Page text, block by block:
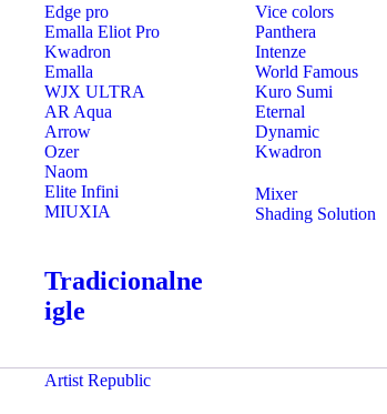
Edge pro
Emalla Eliot Pro
Kwadron
Emalla
WJX ULTRA
AR Aqua
Arrow
Ozer
Naom
Elite Infini
MIUXIA
Tradicionalne
igle
Artist Republic
Vice colors
Panthera
Intenze
World Famous
Kuro Sumi
Eternal
Dynamic
Kwadron
Mixer
Shading Solution